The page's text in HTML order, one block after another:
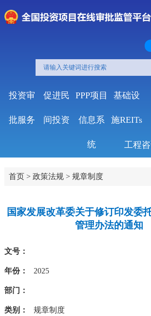
投资审
批服务
促进民
间投资
PPP项目
信息系
统
基础设
施REITs
工程
首页> 政策法规> 规章制度
国家发展改革委关于修订印发委
管理办法的通知
文号：
年份： 2025
部门：
类别： 规章制度